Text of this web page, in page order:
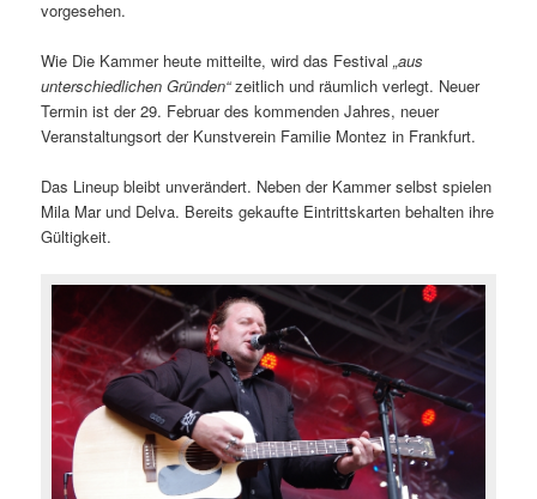
vorgesehen.
Wie Die Kammer heute mitteilte, wird das Festival„aus
unterschiedlichen Gründen“zeitlich und räumlich verlegt. Neuer
Termin ist der 29. Februar des kommenden Jahres, neuer
Veranstaltungsort der Kunstverein Familie Montez in Frankfurt.
Das Lineup bleibt unverändert. Neben der Kammer selbst spielen
Mila Mar und Delva. Bereits gekaufte Eintrittskarten behalten ihre
Gültigkeit.